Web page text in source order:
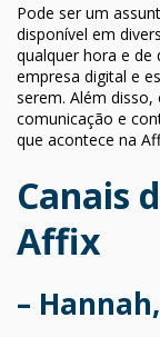
Pode ser um
disponível em
qualquer hora e de
empresa digital e
serem. Além
comunicação e
que acontece na
Canais
Affix
–